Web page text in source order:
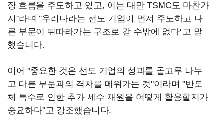
장 흐름을 주도하고 있고, 이는 대만 TSMC도 마찬가
지"라며 "우리나라는 선도 기업이 먼저 주도하고 다
른 부문이 뒤따라가는 구조로 갈 수밖에 없다"고 말
했습니다.
이어 "중요한 것은 선도 기업의 성과를 골고루 나누
고 다른 부문과의 격차를 메워가는 것"이라며 "반도
체 특수로 인한 추가 세수 재원을 어떻게 활용할지가
중요하다"고 강조했습니다.